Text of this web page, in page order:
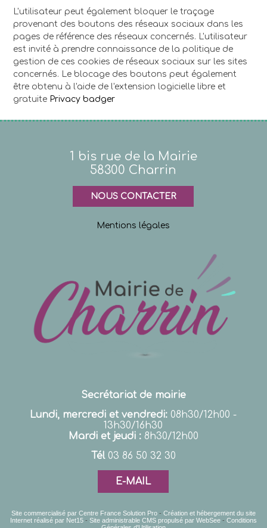
L'utilisateur peut également bloquer le traçage
provenant des boutons des réseaux sociaux dans les
pages de référence des réseaux concernés. L'utilisateur
est invité à prendre connaissance de la politique de
gestion de ces cookies de réseaux sociaux sur les sites
concernés. Le blocage des boutons peut également
être obtenu à l'aide de l'extension logicielle libre et
gratuite Privacy badger
1 bis rue de la Mairie
58300 Charrin
NOUS CONTACTER
Mentions légales
Secrétariat de mairie
Lundi, mercredi et vendredi: 08h30/12h00 -
13h30/16h30
Mardi et jeudi : 8h30/12h00
Tél03 86 50 32 30
E-MAIL
Site commercialisé par Centre France Solution Pro - Création et hébergement du site
Internet réalisé par Net15 - Site administrable CMS propulsé par WebSee - Conditions